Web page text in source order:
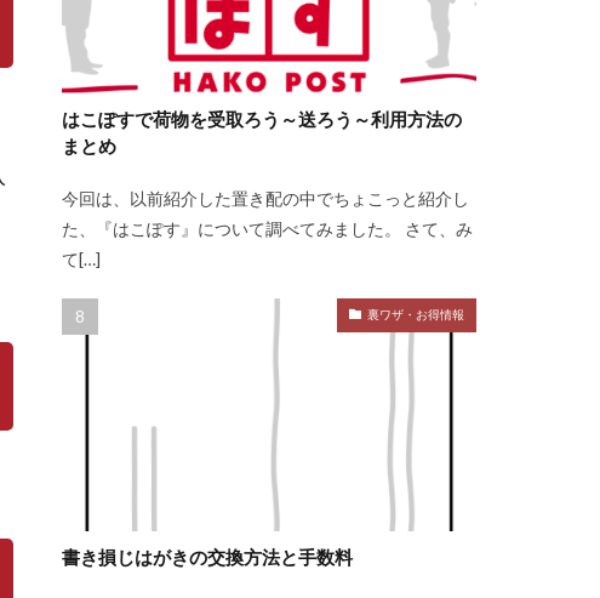
はこぽすで荷物を受取ろう～送ろう～利用方法の
まとめ
今回は、以前紹介した置き配の中でちょこっと紹介し
た、『はこぽす』について調べてみました。 さて、み
て[…]
裏ワザ・お得情報
書き損じはがきの交換方法と手数料